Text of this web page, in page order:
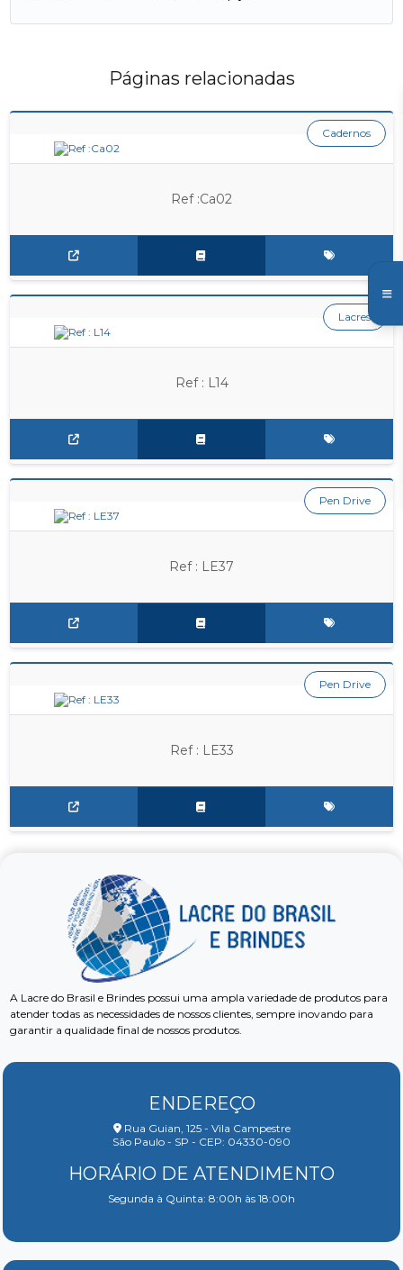
Páginas relacionadas
Ref :Ca02
Cadernos
Ref : L14
Lacres
Ref : LE37
Pen Drive
Ref : LE33
Pen Drive
A Lacre do Brasil e Brindes possui uma ampla variedade de produtos para
atender todas as necessidades de nossos clientes, sempre inovando para
garantir a qualidade final de nossos produtos.
ENDEREÇO
Rua Guian, 125 - Vila Campestre
São Paulo - SP - CEP: 04330-090
HORÁRIO DE ATENDIMENTO
Segunda à Quinta: 8:00h às 18:00h